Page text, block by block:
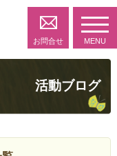
お問合せ MENU
活動ブログ